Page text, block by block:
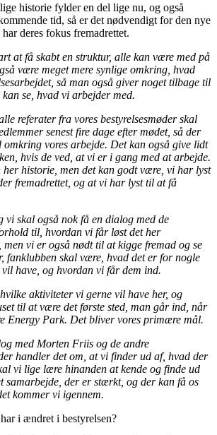
historie fylder en del lige nu, og også
tid, så er det nødvendigt for den nye
deres fokus fremadrettet.
at få skabt en struktur, alle kan være med på
være meget mere synlige omkring, hvad
så man også giver noget tilbage til
se, hvad vi arbejder med.
referater fra vores bestyrelsesmøder skal
senest fire dage efter mødet, så der
omkring vores arbejde. Det kan også give lidt
hvis de ved, at vi er i gang med at arbejde.
her historie, men det kan godt være, vi har lyst
fremadrettet, og at vi har lyst til at få
vi skal også nok få en dialog med de
til, hvordan vi får løst det her
men vi er også nødt til at kigge fremad og se
fanklubben skal være, hvad det er for nogle
have, og hvordan vi får dem ind.
aktiviteter vi gerne vil have her, og
til at være det første sted, man går ind, når
Energy Park. Det bliver vores primære mål.
med Morten Friis og de andre
handler det om, at vi finder ud af, hvad der
vi lige lære hinanden at kende og finde ud
samarbejde, der er stærkt, og der kan få os
kommer vi igennem.
i ændret i bestyrelsen?